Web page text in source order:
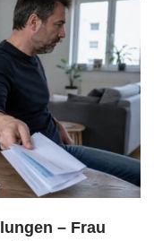
– Frau